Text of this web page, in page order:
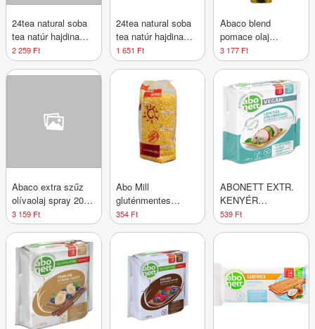
24tea natural soba
tea natúr hajdina
tea 100 g
2 259 Ft
24tea natural soba
tea natúr hajdina
tea 45 g
1 651 Ft
Abaco blend
pomace olaj
napraforgó olajjal
sütéshez 1000 ml
3 177 Ft
Abaco extra szűz
olívaolaj spray 200
ml
3 159 Ft
Abo Mill
gluténmentes
kukorica kásadara
500 g
354 Ft
ABONETT EXTR.
KENYÉR
VEGANP.LENCS-
ZBORSÓ
539 Ft